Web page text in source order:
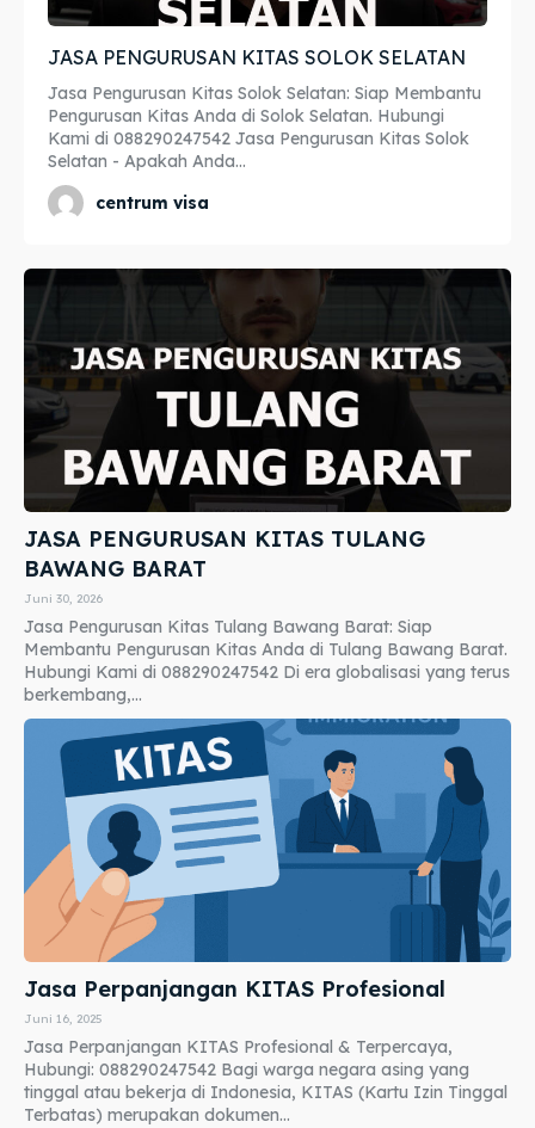
Asuransi
Blog
Asuransi
Blog
JASA PENGURUSAN KITAS SOLOK SELATAN
Jasa Pengurusan Kitas Solok Selatan: Siap Membantu
Pengurusan Kitas Anda di Solok Selatan. Hubungi
Kami di 088290247542 Jasa Pengurusan Kitas Solok
Selatan - Apakah Anda...
centrum visa
JASA PENGURUSAN KITAS TULANG
BAWANG BARAT
Juni 30, 2026
Jasa Pengurusan Kitas Tulang Bawang Barat: Siap
Membantu Pengurusan Kitas Anda di Tulang Bawang Barat.
Hubungi Kami di 088290247542 Di era globalisasi yang terus
berkembang,...
Jasa Perpanjangan KITAS Profesional
Juni 16, 2025
Jasa Perpanjangan KITAS Profesional & Terpercaya,
Hubungi: 088290247542 Bagi warga negara asing yang
tinggal atau bekerja di Indonesia, KITAS (Kartu Izin Tinggal
Terbatas) merupakan dokumen...